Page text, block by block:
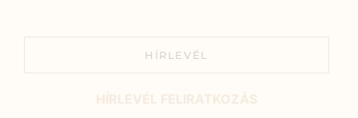
HÍRLEVÉL